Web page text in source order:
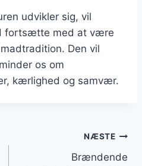
udvikler sig, vil
fortsætte med at være
Den vil
os om
kærlighed og samvær.
NÆSTE
Brændende